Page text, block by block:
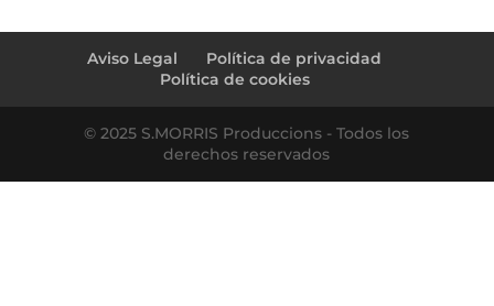
Aviso Legal
Política de privacidad
Política de cookies
© 2025 S.MORRIS Produccions - Todos los
derechos reservados